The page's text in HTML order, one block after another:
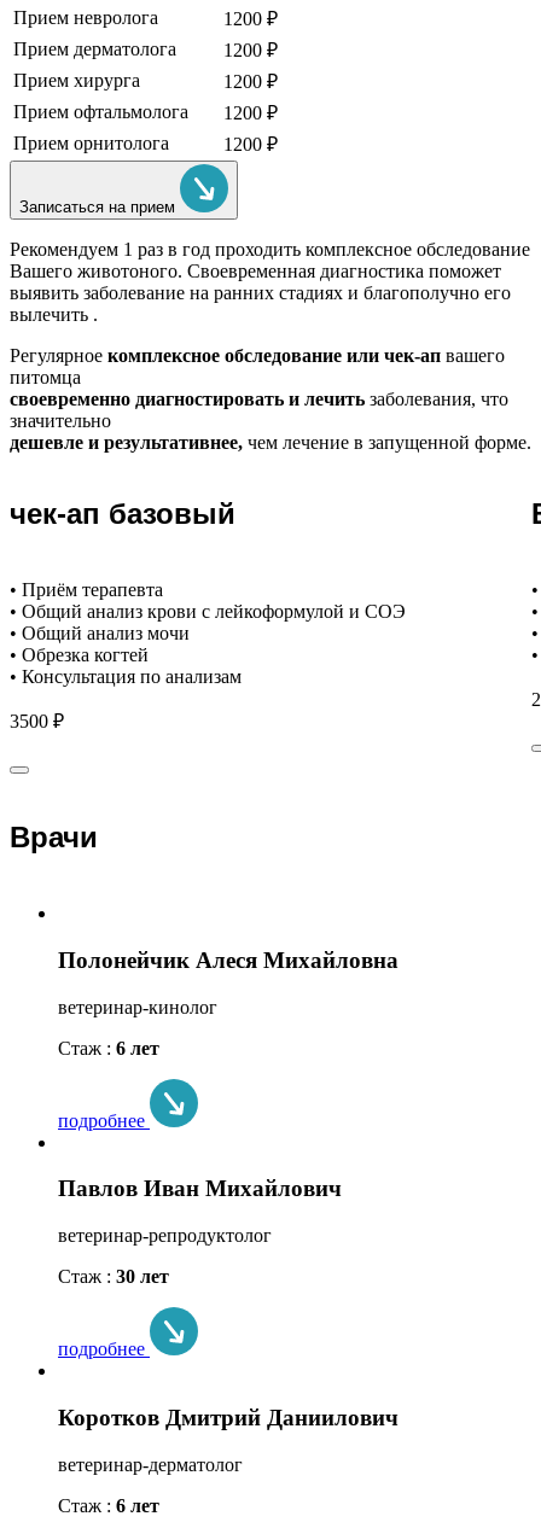
Прием невролога
1200 ₽
Прием дерматолога
1200 ₽
Прием хирурга
1200 ₽
Прием офтальмолога
1200 ₽
Прием орнитолога
1200 ₽
Записаться на прием
Рекомендуем 1 раз в год проходить комплексное обследование
Вашего животоного. Своевременная диагностика поможет
выявить заболевание на ранних стадиях и благополучно его
вылечить .
Регулярное комплексное обследование или чек-ап вашего
питомца
своевременно диагностировать и лечить заболевания, что
значительно
дешевле и результативнее, чем лечение в запущенной форме.
чек-ап базовый
• Приём терапевта
• Общий анализ крови с лейкоформулой и СОЭ
• Общий анализ мочи
• Обрезка когтей
• Консультация по анализам
3500 ₽
Врачи
Полонейчик Алеся Михайловна
ветеринар-кинолог
Стаж : 6 лет
подробнее
Павлов Иван Михайлович
ветеринар-репродуктолог
Стаж : 30 лет
подробнее
Коротков Дмитрий Даниилович
ветеринар-дерматолог
Стаж : 6 лет